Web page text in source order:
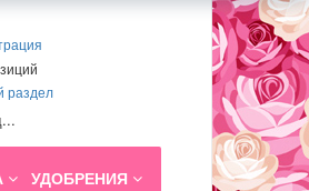
раздел
УДОБРЕНИЯ